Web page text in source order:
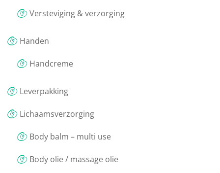
Versteviging & verzorging
Handen
Handcreme
Leverpakking
Lichaamsverzorging
Body balm – multi use
Body olie / massage olie